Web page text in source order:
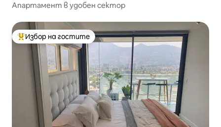
Апартамент в удобен сектор
Най-популярен избор на гостите
Избор на гостите